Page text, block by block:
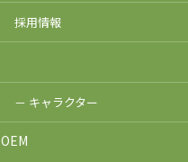
採用情報
－ キャラクター
OEM